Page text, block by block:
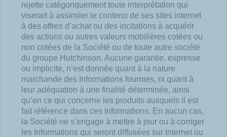
rejette catégoriquement toute interprétation qui
viserait à assimiler le contenu de ses sites internet
à des offres d’achat ou des incitations à acquérir
des actions ou autres valeurs mobilières cotées ou
non cotées de la Société ou de toute autre société
du groupe Hutchinson. Aucune garantie, expresse
ou implicite, n’est donnée quant à la nature
marchande des Informations fournies, ni quant à
leur adéquation à une finalité déterminée, ainsi
qu’en ce qui concerne les produits auxquels il est
fait référence dans ces Informations. En aucun cas,
la Société ne s’engage à mettre à jour ou à corriger
les Informations qui seront diffusées sur Internet ou